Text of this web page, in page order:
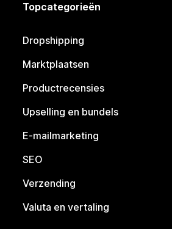
Topcategorieën
Dropshipping
Marktplaatsen
Productrecensies
Upselling en bundels
E-mailmarketing
SEO
Verzending
Valuta en vertaling